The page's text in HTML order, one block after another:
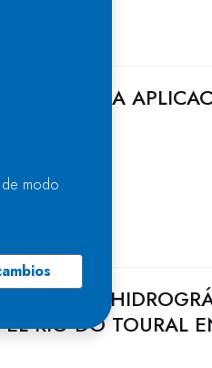
DE LA
2022
RÍO DO TOURAL
modo